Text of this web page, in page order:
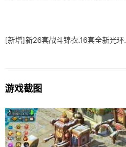
[新增]新26套战斗锦衣.16套全新光环.
游戏截图